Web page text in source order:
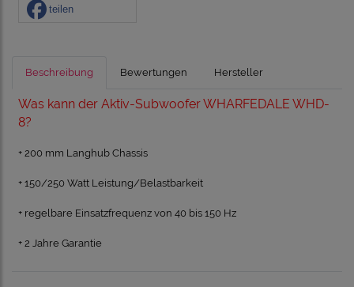
teilen
Beschreibung Bewertungen Hersteller
Was kann der Aktiv-Subwoofer WHARFEDALE WHD-
8?
+ 200 mm Langhub Chassis
+ 150/250 Watt Leistung/Belastbarkeit
+ regelbare Einsatzfrequenz von 40 bis 150 Hz
+ 2 Jahre Garantie